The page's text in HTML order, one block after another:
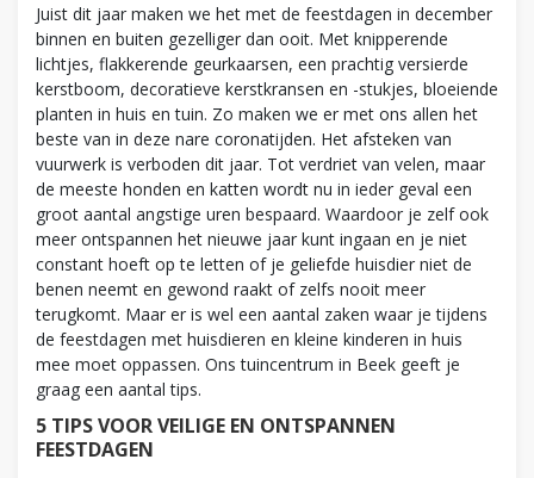
Juist dit jaar maken we het met de feestdagen in december
binnen en buiten gezelliger dan ooit. Met knipperende
lichtjes, flakkerende geurkaarsen, een prachtig versierde
kerstboom, decoratieve kerstkransen en -stukjes, bloeiende
planten in huis en tuin. Zo maken we er met ons allen het
beste van in deze nare coronatijden. Het afsteken van
vuurwerk is verboden dit jaar. Tot verdriet van velen, maar
de meeste honden en katten wordt nu in ieder geval een
groot aantal angstige uren bespaard. Waardoor je zelf ook
meer ontspannen het nieuwe jaar kunt ingaan en je niet
constant hoeft op te letten of je geliefde huisdier niet de
benen neemt en gewond raakt of zelfs nooit meer
terugkomt. Maar er is wel een aantal zaken waar je tijdens
de feestdagen met huisdieren en kleine kinderen in huis
mee moet oppassen. Ons tuincentrum in Beek geeft je
graag een aantal tips.
5 TIPS VOOR VEILIGE EN ONTSPANNEN
FEESTDAGEN